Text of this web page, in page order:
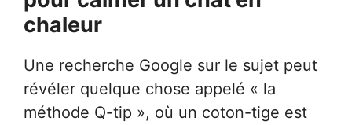
chaleur
Une recherche Google sur le sujet peut
révéler quelque chose appelé « la
méthode Q-tip », où un coton-tige est